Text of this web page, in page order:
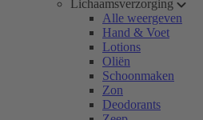
Lichaamsverzorging
Alle weergeven
Hand & Voet
Lotions
Oliën
Schoonmaken
Zon
Deodorants